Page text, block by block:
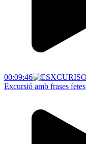
00:09:46
Excursió amb frases fetes